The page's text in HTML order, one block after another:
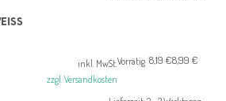
8,99 €
Ursprünglicher
8,19 €
Aktueller
Vorrätig
inkl. MwSt.
zzgl. Versandkosten